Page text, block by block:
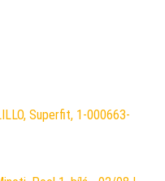
Superfit, 1-000663-